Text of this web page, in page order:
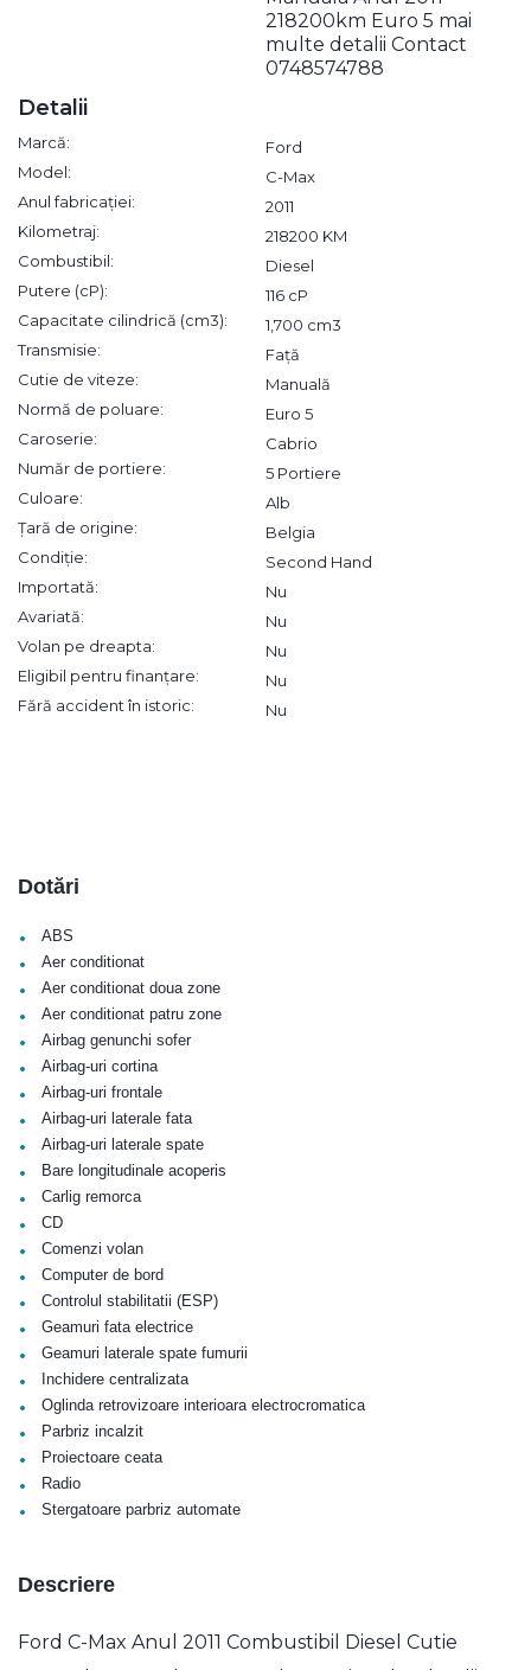
218200km Euro 5 mai
multe detalii Contact
0748574788
Detalii
Marcă:
Ford
Model:
C-Max
Anul fabricației:
2011
Kilometraj:
218200 KM
Combustibil:
Diesel
Putere (cP):
116 cP
Capacitate cilindrică (cm3):
1,700 cm3
Transmisie:
Față
Cutie de viteze:
Manuală
Normă de poluare:
Euro 5
Caroserie:
Cabrio
Număr de portiere:
5 Portiere
Culoare:
Alb
Țară de origine:
Belgia
Condiție:
Second Hand
Importată:
Nu
Avariată:
Nu
Volan pe dreapta:
Nu
Eligibil pentru finanțare:
Nu
Fără accident în istoric:
Nu
Dotări
• ABS
• Aer conditionat
• Aer conditionat doua zone
• Aer conditionat patru zone
• Airbag genunchi sofer
• Airbag-uri cortina
• Airbag-uri frontale
• Airbag-uri laterale fata
• Airbag-uri laterale spate
• Bare longitudinale acoperis
• Carlig remorca
• CD
• Comenzi volan
• Computer de bord
• Controlul stabilitatii (ESP)
• Geamuri fata electrice
• Geamuri laterale spate fumurii
• Inchidere centralizata
• Oglinda retrovizoare interioara electrocromatica
• Parbriz incalzit
• Proiectoare ceata
• Radio
• Stergatoare parbriz automate
Descriere
Ford C-Max Anul 2011 Combustibil Diesel Cutie